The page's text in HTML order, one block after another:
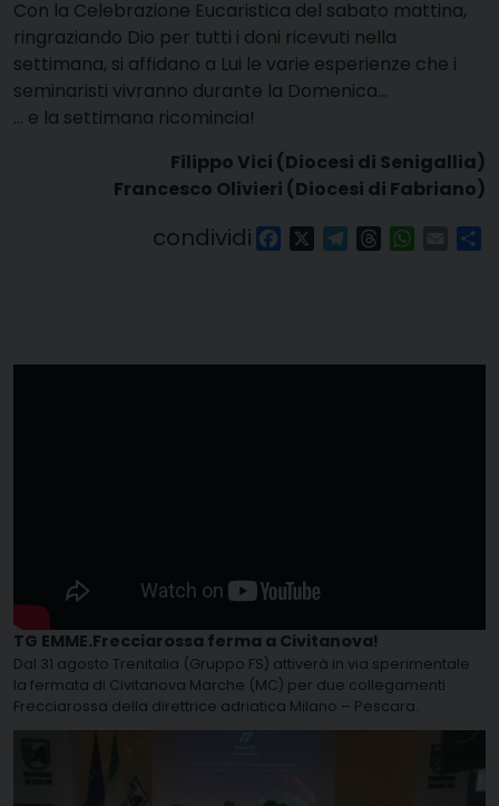
Con la Celebrazione Eucaristica del sabato mattina,
ringraziando Dio per tutti i doni ricevuti nella
settimana, si affidano a Lui le varie esperienze che i
seminaristi vivranno durante la Domenica…
… e la settimana ricomincia!
Filippo Vici (Diocesi di Senigallia)
Francesco Olivieri (Diocesi di Fabriano)
condividi FacebookTelegram
Threads Email
TG EMME.Frecciarossa ferma a Civitanova!
Dal 31 agosto Trenitalia (Gruppo FS) attiverà in via sperimentale
la fermata di Civitanova Marche (MC) per due collegamenti
Frecciarossa della direttrice adriatica Milano – Pescara.